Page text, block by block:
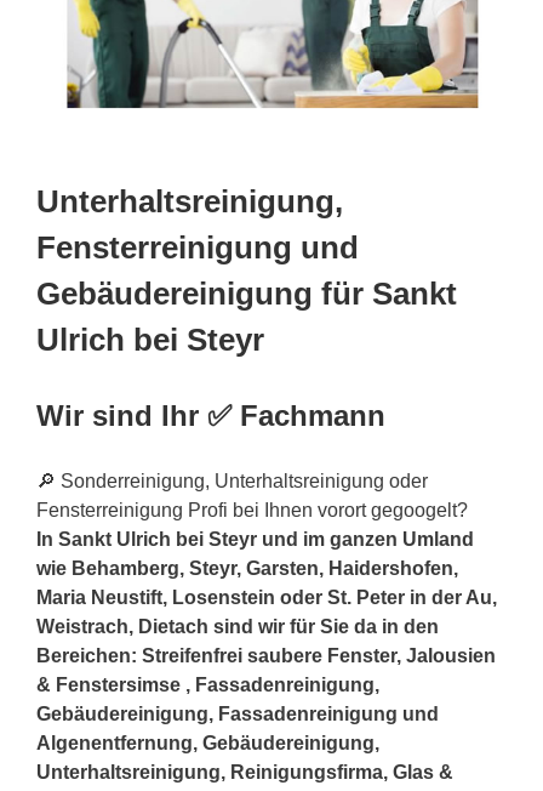
Unterhaltsreinigung,
Fensterreinigung und
Gebäudereinigung für Sankt
Ulrich bei Steyr
Wir sind Ihr ✅ Fachmann
🔎 Sonderreinigung, Unterhaltsreinigung oder
Fensterreinigung Profi bei Ihnen vorort gegoogelt?
In Sankt Ulrich bei Steyr und im ganzen Umland
wie Behamberg, Steyr, Garsten, Haidershofen,
Maria Neustift, Losenstein oder St. Peter in der Au,
Weistrach, Dietach sind wir für Sie da in den
Bereichen: Streifenfrei saubere Fenster, Jalousien
& Fenstersimse , Fassadenreinigung,
Gebäudereinigung, Fassadenreinigung und
Algenentfernung, Gebäudereinigung,
Unterhaltsreinigung, Reinigungsfirma, Glas &